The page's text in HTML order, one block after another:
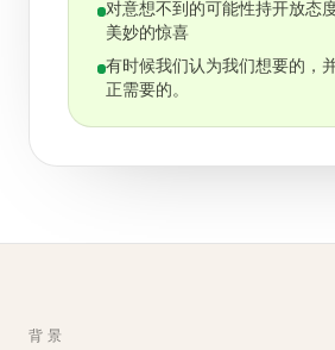
对意想不到的可能性持开放态
美妙的惊喜
有时候我们认为我们想要的，
正需要的。
背景